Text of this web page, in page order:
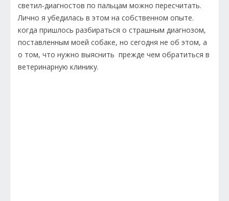
светил-диагностов по пальцам можно пересчитать.
Лично я убедилась в этом на собственном опыте.
когда пришлось разбираться о страшным диагнозом,
поставленным моей собаке, но сегодня не об этом, а
о том, что нужно выяснить прежде чем обратиться в
ветеринарную клинику.